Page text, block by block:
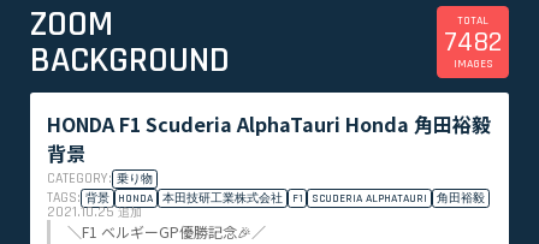
ZOOM
BACKGROUND
TOTAL
7482
IMAGES
HONDA F1 Scuderia AlphaTauri Honda 角田裕毅
背景
CATEGORY: 乗り物
TAGS: 背景 HONDA 本田技研工業株式会社 F1 SCUDERIA ALPHATAURI 角田裕毅
2021.10.25追加
＼F1 ベルギーGP優勝記念🎉／